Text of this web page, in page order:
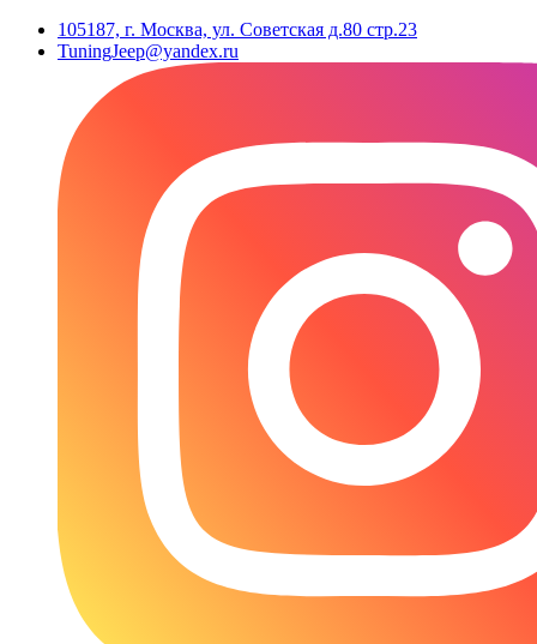
105187, г. Москва, ул. Советская д.80 стр.23
TuningJeep@yandex.ru